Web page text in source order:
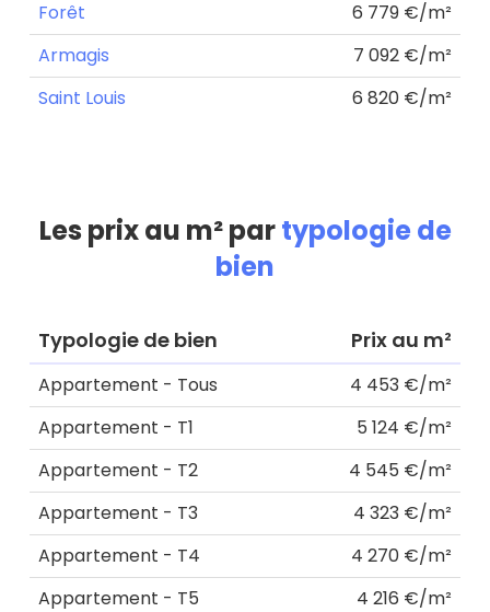
Forêt
6 779 €/m²
Armagis
7 092 €/m²
Saint Louis
6 820 €/m²
Les prix au m² partypologie de
bien
Typologie de bien Prix au m²
Appartement - Tous
4 453 €/m²
Appartement - T1
5 124 €/m²
Appartement - T2
4 545 €/m²
Appartement - T3
4 323 €/m²
Appartement - T4
4 270 €/m²
Appartement - T5
4 216 €/m²